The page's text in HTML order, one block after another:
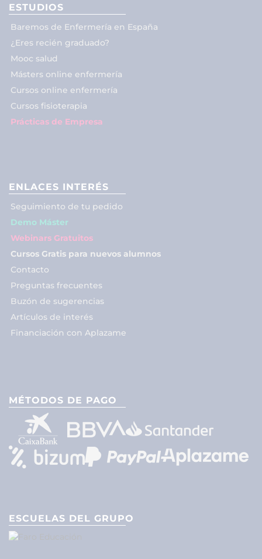
ESTUDIOS
Baremos de Enfermería en España
¿Eres recién graduado?
Mooc salud
Másters online enfermería
Cursos online enfermería
Cursos fisioterapia
Prácticas de Empresa
ENLACES INTERÉS
Seguimiento de tu pedido
Demo Máster
Webinars Gratuitos
Cursos Gratis para nuevos alumnos
Contacto
Preguntas frecuentes
Buzón de sugerencias
Artículos de interés
Financiación con Aplazame
MÉTODOS DE PAGO
ESCUELAS DEL GRUPO